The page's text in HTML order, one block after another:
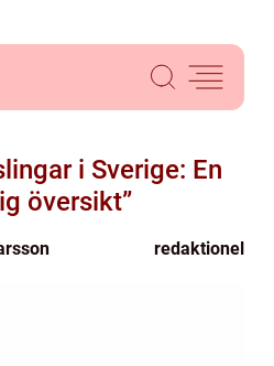
i Sverige: En
översikt”
redaktionel